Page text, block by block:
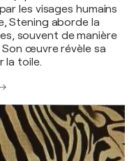
les visages humains
Stening aborde la
souvent de manière
œuvre révèle sa
la toile.